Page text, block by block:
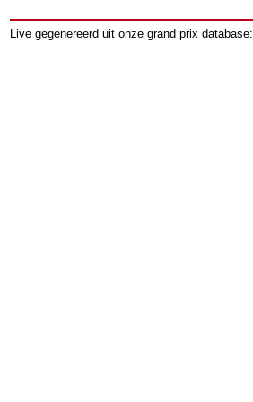
Live gegenereerd uit onze grand prix database: